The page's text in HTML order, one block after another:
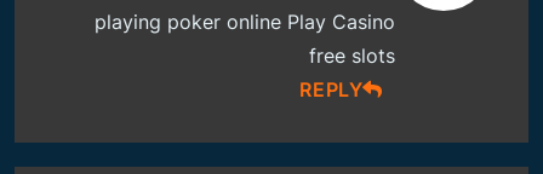
playing poker online Play Casino
free slots
REPLY